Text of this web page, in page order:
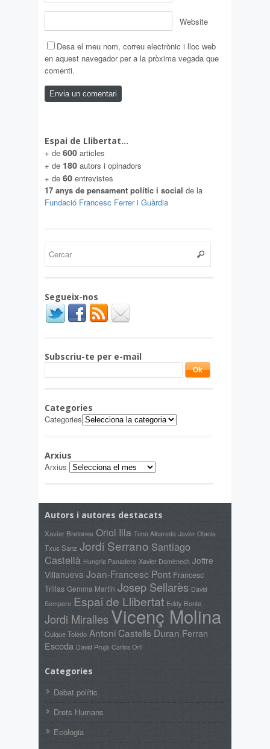
Website
Desa el meu nom, correu electrònic i lloc web
en aquest navegador per a la pròxima vegada que
comenti.
Espai de Llibertat…
+ de 600 articles
+ de 180 autors i opinadors
+ de 60 entrevistes
17 anys de pensament polític i social de la
Fundació Francesc Ferrer i Guàrdia
Segueix-nos
Subscriu-te per e-mail
Categories
Categories
Arxius
Arxius
Autors i autores destacats
Xavier Bretones Oriol Illa Tono Albareda Javier Otaola
Txus Sanz Jordi Serrano Santiago
Castellà Hungria Panadero Xavier Domènech Joffre
Villanueva Joan-Francesc Pont Francesc
Trillas Gemma Martín Josep Sellarès David
Sempere Espai de Llibertat Eddy Bonte
Jordi MirallesVicenç Molina
Quique Toledo Antoni Castells Duran Ferran
Escoda David Prujà Carlos Ortí
Categories
Debat polític
Drets Humans
Ecologia